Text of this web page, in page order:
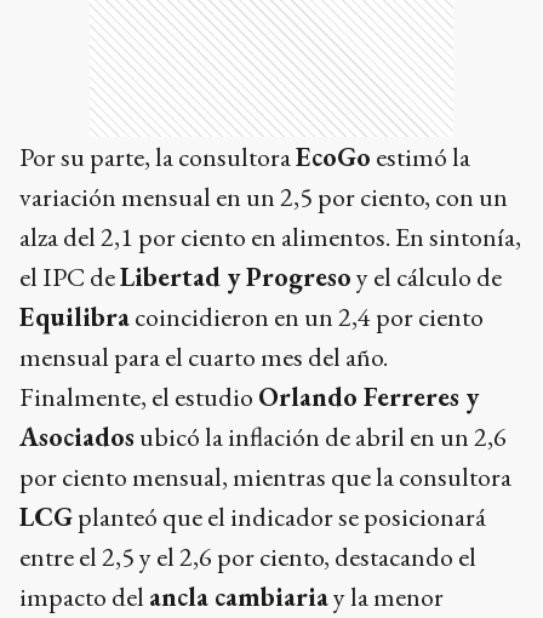
Por su parte, la consultoraEcoGo estimó la
variación mensual en un 2,5 por ciento, con un
alza del 2,1 por ciento en alimentos. En sintonía,
el IPC deLibertad y Progresoy el cálculo de
Equilibracoincidieron en un 2,4 por ciento
mensual para el cuarto mes del año.
Finalmente, el estudio Orlando Ferreres y
Asociadosubicó la inflación de abril en un 2,6
por ciento mensual, mientras que la consultora
LCGplanteó que el indicador se posicionará
entre el 2,5 y el 2,6 por ciento, destacando el
impacto del ancla cambiariay la menor